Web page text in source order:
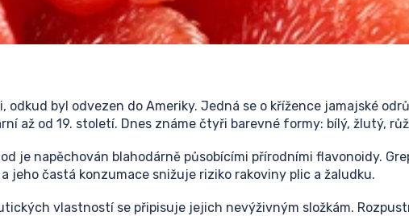
byl odvezen do Ameriky. Jedná se o křížence jamajské
až od 19. století. Dnes známe čtyři barevné formy: bílý, žlutý,
je napěchován blahodárně působícími přírodními flavonoidy.
jeho častá konzumace snižuje riziko rakoviny plic a žaludku.
vlastností se připisuje jejich nevýživným složkám.